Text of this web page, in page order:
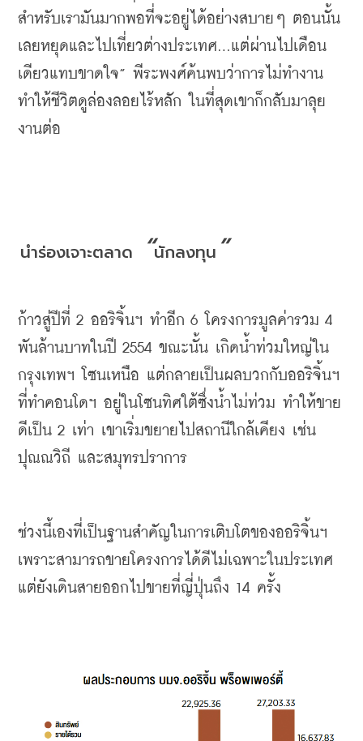
สำหรับเรามันมากพอที่จะอยู่ได้อย่างสบายๆ ตอนนั้น
เลยหยุดและไปเที่ยวต่างประเทศ...แต่ผ่านไปเดือน
เดียวแทบขาดใจ” พีระพงศ์ค้นพบว่าการไม่ทำงาน
ทำให้ชีวิตดูล่องลอยไร้หลัก
ในที่สุดเขาก็กลับมาลุย
งานต่อ
นำร่องเจาะตลาด “นักลงทุน ”
ก้าวสู่ปีที่ 2 ออริจิ้นฯ ทำอีก 6 โครงการมูลค่ารวม
พันล้านบาทในปี
2554 ขณะนั้น เกิดน้ำท่วมใหญ่ใน
กรุงเทพฯ
โซนเหนือ แต่กลายเป็นผลบวกกับออริจิ้นฯ
ที่ทำคอนโดฯ อยู่ในโซนทิศใต้ซึ่งน้ำไม่ท่วม ทำให้ขาย
ดีเป็น 2 เท่า เขาเริ่มขยายไปสถานีใกล้เคียง เช่น
ปุณณวิถี และสมุทรปราการ
ช่วงนี้เองที่เป็นฐานสำคัญในการเติบโตของออริจิ้นฯ
เพราะสามารถขายโครงการได้ดีไม่เฉพาะในประเทศ
แต่ยังเดินสายออกไปขายที่ญี่ปุ่นถึง 14 ครั้ง